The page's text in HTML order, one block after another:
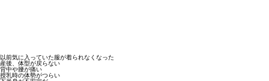
以前気に入っていた服が着られなくなった
産後、体型が戻らない
背中や腰が痛い
授乳時の体勢がつらい